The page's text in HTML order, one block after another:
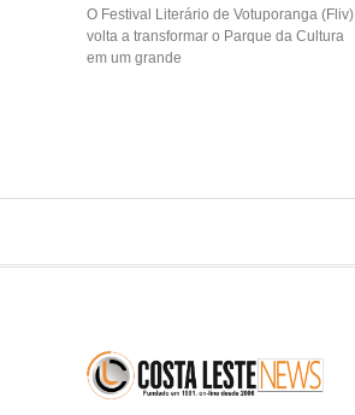
O Festival Literário de Votuporanga (Fliv)
volta a transformar o Parque da Cultura
em um grande